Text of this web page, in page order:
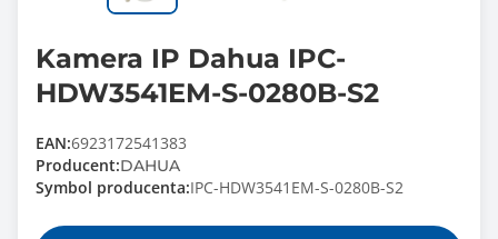
Kamera IP Dahua IPC-
HDW3541EM-S-0280B-S2
EAN:6923172541383
Producent:DAHUA
Symbol producenta:IPC-HDW3541EM-S-0280B-S2